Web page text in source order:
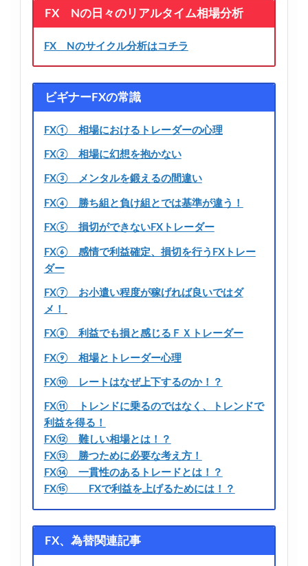
FX Nの日々のリアルタイム相場分析
FX Nのサイクル分析はコチラ
ビギナーFXの常識
FX① 相場におけるトレーダーの心理
FX② 相場に幻想を抱かない
FX③ メンタルを鍛えるの間違い
FX④ 勝ち組と負け組とでは基準が違う！
FX⑤ 損切ができないFXトレーダー
FX⑥ 感情で利益確定、損切を行うFXトレー
ダー
FX⑦ お小遣い程度が稼げれば良いではダ
メ！
FX⑧ 利益でも損と感じるＦＸトレーダー
FX⑨ 相場とトレーダー心理
FX⑩ レートはなぜ上下するのか！？
FX⑪ トレンドに乗るのではなく、トレンドで
利益を得る！
FX⑫ 難しい相場とは！？
FX⑬ 勝つために必要な考え方！
FX⑭ 一貫性のあるトレードとは！？
FX⑮ FXで利益を上げるためには！？
FX、為替関連記事